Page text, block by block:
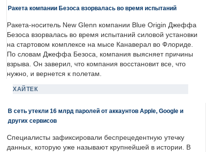
Ракета компании Безоса взорвалась во время испытаний
Ракета-носитель New Glenn компании Blue Origin Джеффа
Безоса взорвалась во время испытаний силовой установки
на стартовом комплексе на мысе Канаверал во Флориде.
По словам Джеффа Безоса, компания выясняет причины
взрыва. Он заверил, что компания восстановит все, что
нужно, и вернется к полетам.
ХАЙТЕК
В сеть утекли 16 млрд паролей от аккаунтов Apple, Google и
других сервисов
Специалисты зафиксировали беспрецедентную утечку
данных, которую уже называют крупнейшей в истории. В